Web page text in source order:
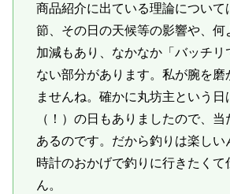
商品紹介に出ている理論について
節、その日の天候等の影響や、何
加減もあり、なかなか「バッチリ
ない部分があります。私が腕を磨
ませんね。確かに丸坊主という日
（！）の日もありましたので、
あるのです。だから釣りは楽しい
時計のおかげで釣りに行きたくて
ん。